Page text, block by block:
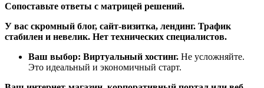
Сопоставьте ответы с матрицей решений.
У вас скромный блог, сайт-визитка, лендинг. Трафик
стабилен и невелик. Нет технических специалистов.
Ваш выбор: Виртуальный хостинг. Не усложняйте.
Это идеальный и экономичный старт.